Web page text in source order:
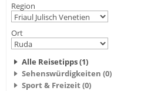
Region
Ort
Alle Reisetipps (1)
Sehenswürdigkeiten (0)
Sport & Freizeit (0)